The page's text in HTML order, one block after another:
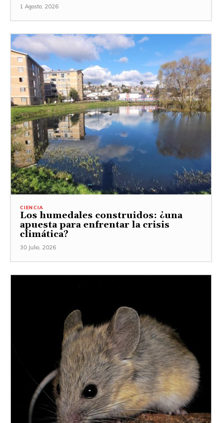
1 Agosto, 2026
CIENCIA
Los humedales construidos: ¿una
apuesta para enfrentar la crisis
climática?
30 Julio, 2026